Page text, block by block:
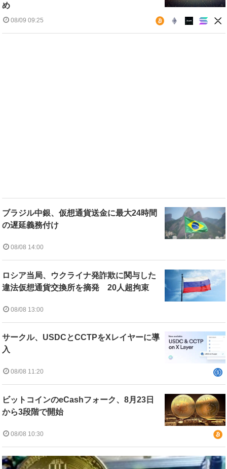
め
08/09 09:25
ブラジル中銀、仮想通貨送金に最大24時間
の遅延義務付け
08/08 14:00
ロシア当局、ウクライナ発詐欺に関与した
違法仮想通貨交換所を摘発 20人超拘束
08/08 13:00
サークル、USDCとCCTPをXレイヤーに導
入
08/08 11:20
ビットコインのeCashフォーク、8月23日
から3段階で開始
08/08 10:30